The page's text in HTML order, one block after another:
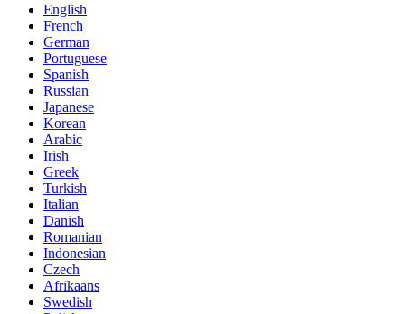
English
French
German
Portuguese
Spanish
Russian
Japanese
Korean
Arabic
Irish
Greek
Turkish
Italian
Danish
Romanian
Indonesian
Czech
Afrikaans
Swedish